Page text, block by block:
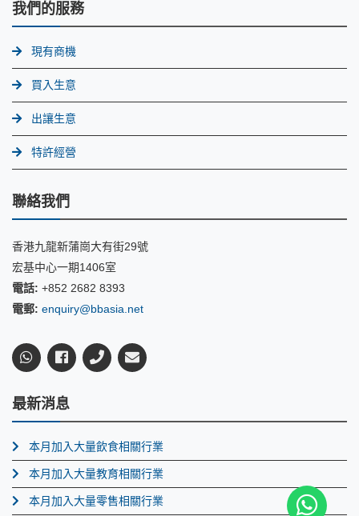
我們的服務
現有商機
買入生意
出讓生意
特許經營
聯絡我們
香港九龍新蒲崗大有街29號
宏基中心一期1406室
電話: +852 2682 8393
電郵: enquiry@bbasia.net
最新消息
本月加入大量飲食相關行業
本月加入大量教育相關行業
本月加入大量零售相關行業